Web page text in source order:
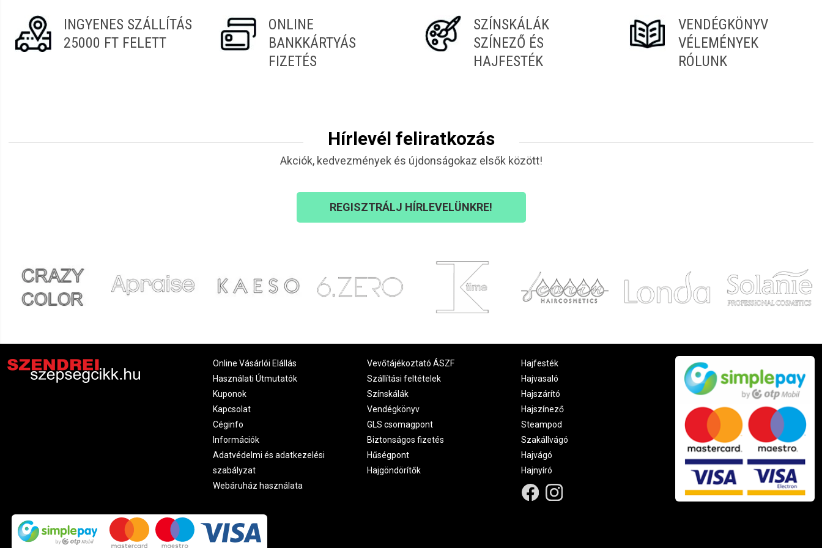
INGYENES SZÁLLÍTÁS
25000 FT FELETT
ONLINE
BANKKÁRTYÁS
FIZETÉS
SZÍNSKÁLÁK
SZÍNEZŐ ÉS
HAJFESTÉK
VENDÉGKÖNYV
VÉLEMÉNYEK
RÓLUNK
Hírlevél feliratkozás
Akciók, kedvezmények és újdonságokaz elsők között!
REGISZTRÁLJ HÍRLEVELÜNKRE!
Online Vásárlói Elállás
Használati Útmutatók
Kuponok
Kapcsolat
Céginfo
Információk
Adatvédelmi és adatkezelési
szabályzat
Webáruház használata
Vevőtájékoztató ÁSZF
Szállítási feltételek
Színskálák
Vendégkönyv
GLS csomagpont
Biztonságos fizetés
Hűségpont
Hajgöndörítők
Hajfesték
Hajvasaló
Hajszárító
Hajszínező
Steampod
Szakállvágó
Hajvágó
Hajnyíró